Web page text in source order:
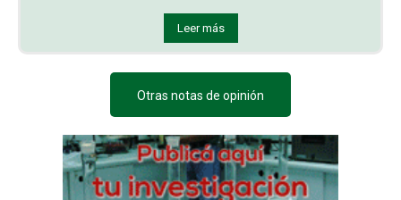
Leer más
Otras notas de opinión